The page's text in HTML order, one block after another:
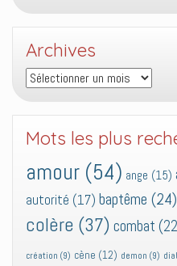
Archives
Archives
Mots les plus
amour (54) ange (15)
autorité (17) baptême (24)
colère (37) combat
création (9) cène (12) demon (9)